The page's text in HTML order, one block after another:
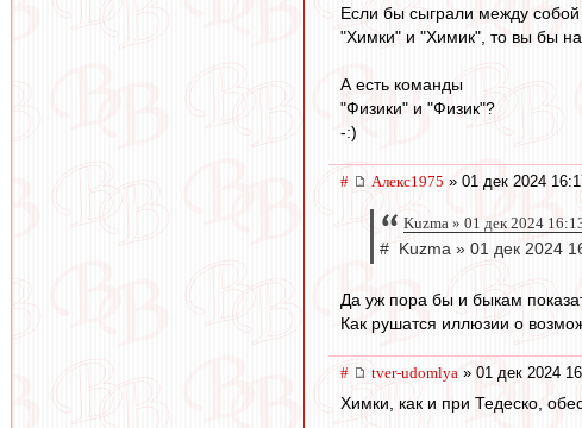
Если бы сыграли между собой
"Химки" и "Химик", то вы бы на
А есть команды
"Физики" и "Физик"?
-:)
# Алекс1975 » 01 дек 2024
Kuzma » 01 дек 2024
# Kuzma » 01 дек 2024
Да уж пора бы и быкам
Как рушатся иллюзии о
# tver-udomlya » 01 дек 2024
Химки, как и при Тедеско,